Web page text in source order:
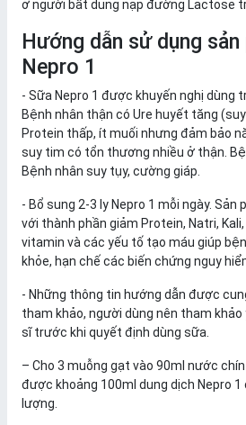
ở người bất dung nạp đường Lactose
Hướng dẫn sử dụng
Nepro 1
- Sữa Nepro 1 được khuyến nghị dùng
Bệnh nhân thận có Ure huyết tăng
Protein thấp, ít muối nhưng đảm bảo
suy tim có tổn thương nhiều ở thận.
Bệnh nhân suy tụy, cường giáp.
- Bổ sung 2-3 ly Nepro 1 mỗi ngày. Sản
với thành phần giảm Protein, Natri,
vitamin và các yếu tố tạo máu giúp
khỏe, hạn chế các biến chứng nguy
- Những thông tin hướng dẫn được
tham khảo, người dùng nên tham
sĩ trước khi quyết định dùng sữa.
– Cho 3 muỗng gạt vào 90ml nước
được khoảng 100ml dung dịch Nepro 1
lượng.